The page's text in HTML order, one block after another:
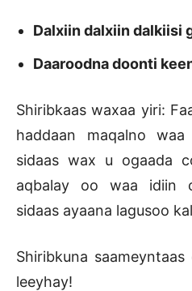
Dalxiin dalxiin dalkiisi
Daaroodna doonti
Shiribkaas waxaa yiri:
haddaan maqalno
sidaas wax u ogaada
aqbalay oo waa idiin
sidaas ayaana lagusoo
Shiribkuna
leeyhay!